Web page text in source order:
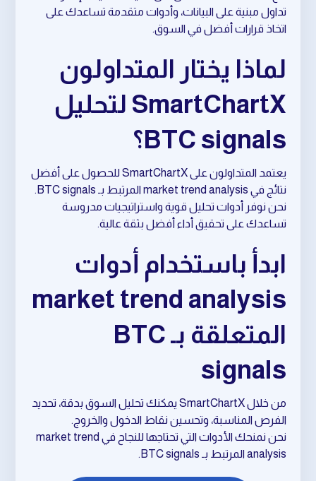
تداول مبنية على البيانات، وأدوات متقدمة تساعدك على
اتخاذ قرارات أفضل في السوق.
لماذا يختار المتداولون
SmartChartX لتحليل
BTC signals؟
يعتمد المتداولون على SmartChartX للحصول على أفضل
نتائج في market trend analysis المرتبط بـ BTC signals.
نحن نوفر أدوات تحليل قوية واستراتيجيات مدروسة
تساعدك على تحقيق أداء أفضل بثقة عالية.
ابدأ باستخدام أدوات
market trend analysis
المتعلقة بـ BTC
signals
من خلال SmartChartX يمكنك تحليل السوق بدقة، تحديد
الفرص المناسبة، وتحسين نقاط الدخول والخروج.
نحن نمنحك الأدوات التي تحتاجها للنجاح في market trend
analysis المرتبط بـ BTC signals.